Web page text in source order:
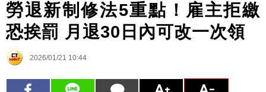
勞退新制修法5重點！雇主拒繳
恐挨罰 月退30日內可改一次領
2026/01/21 10:44